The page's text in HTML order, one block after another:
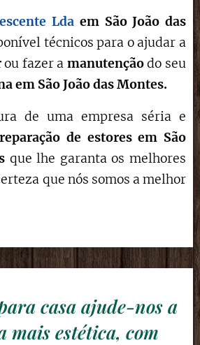
Lda em São João das
técnicos para o ajudar a
ou fazer a manutençãodo seu
em São João das Montes.
de uma empresa séria e
reparação de estoresem São
que lhe garanta os melhores
que nós somos a melhor
casa ajude-nos a
mais estética, com